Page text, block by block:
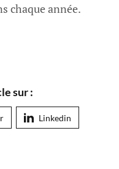
chaque année.
sur :
Linkedin